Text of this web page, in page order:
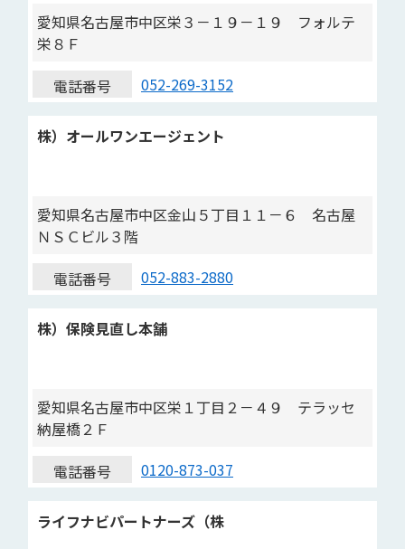
愛知県名古屋市中区栄３－１９－１９ フォルテ
栄８Ｆ
電話番号
052-269-3152
株）オールワンエージェント
愛知県名古屋市中区金山５丁目１１－６ 名古屋
ＮＳＣビル３階
電話番号
052-883-2880
株）保険見直し本舗
愛知県名古屋市中区栄１丁目２－４９ テラッセ
納屋橋２Ｆ
電話番号
0120-873-037
ライフナビパートナーズ（株